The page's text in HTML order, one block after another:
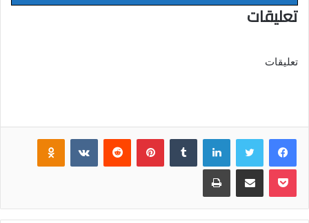
تعليقات
تعليقات
فيسبوك لينكدإن بينتيريست
بوكيت